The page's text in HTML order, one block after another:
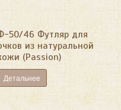
50/46 Футляр для
из натуральной
(Passion)
Детальнее